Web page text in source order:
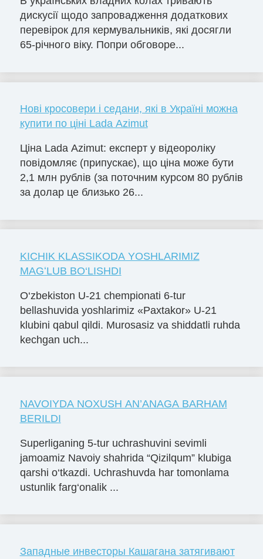
дискусії щодо запровадження додаткових
перевірок для кермувальників, які досягли
65-річного віку. Попри обговоре...
Нові кросовери і седани, які в Україні можна
купити по ціні Lada Azimut
Ціна Lada Azimut: експерт у відеороліку
повідомляє (припускає), що ціна може бути
2,1 млн рублів (за поточним курсом 80 рублів
за долар це близько 26...
KICHIK KLASSIKODA YOSHLARIMIZ
MAGʻLUB BO‘LISHDI
O‘zbekiston U-21 chempionati 6-tur
bellashuvida yoshlarimiz «Paxtakor» U-21
klubini qabul qildi. Murosasiz va shiddatli ruhda
kechgan uch...
NAVOIYDA NOXUSH AN’ANAGA BARHAM
BERILDI
Superliganing 5-tur uchrashuvini sevimli
jamoamiz Navoiy shahrida “Qizilqum” klubiga
qarshi o‘tkazdi. Uchrashuvda har tomonlama
ustunlik farg‘onalik ...
Западные инвесторы Кашагана затягивают